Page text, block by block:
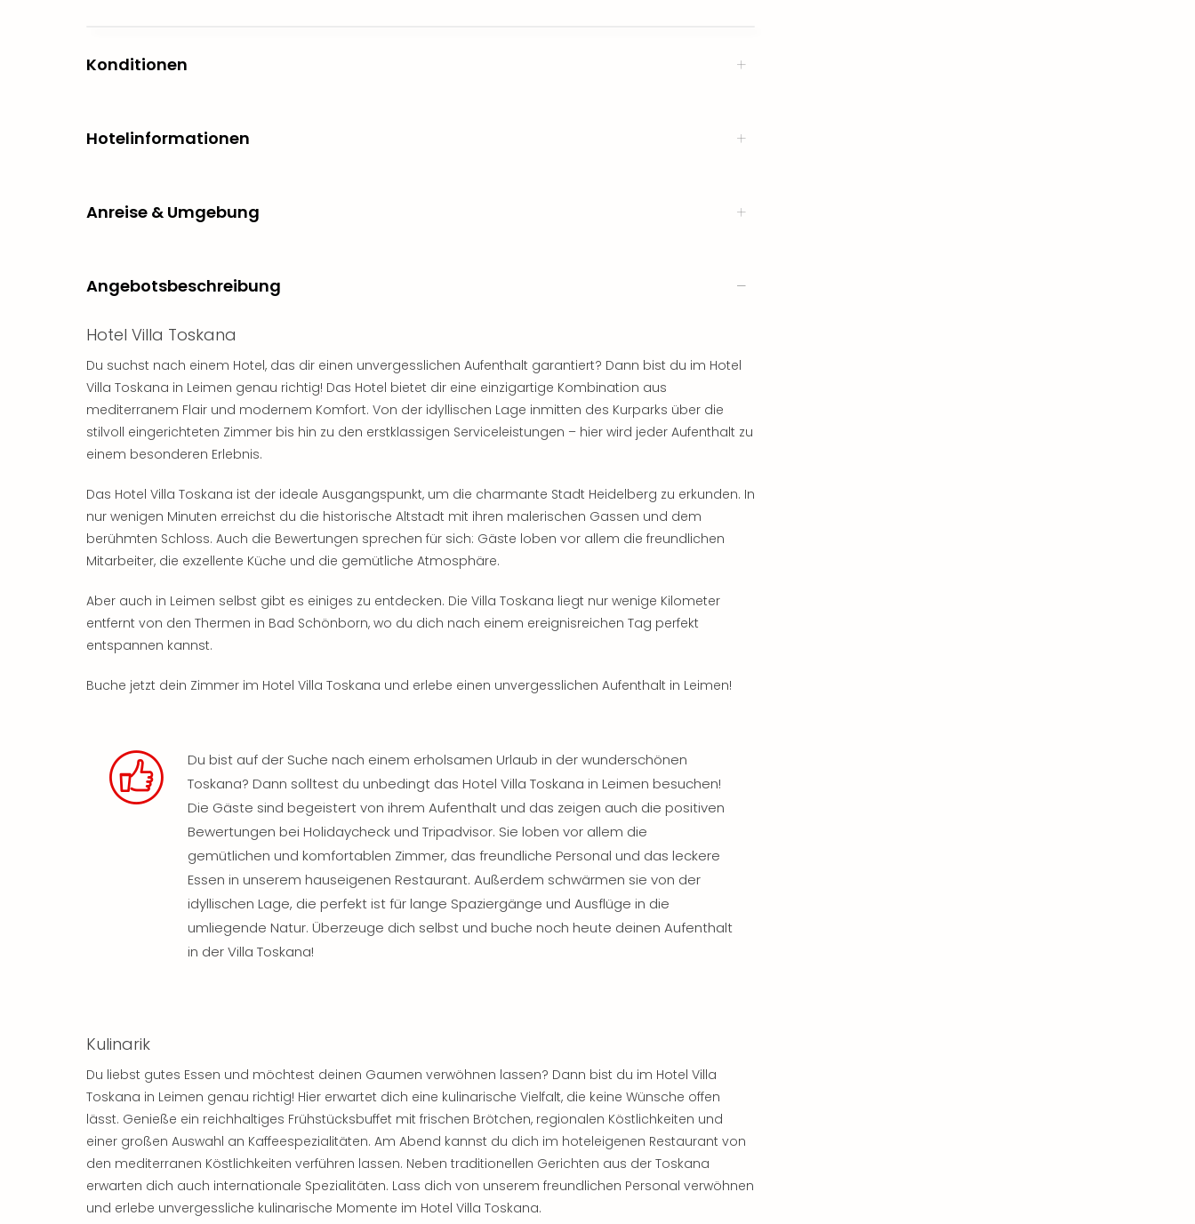
Konditionen
Hotelinformationen
Anreise & Umgebung
Angebotsbeschreibung
Hotel Villa Toskana
Du suchst nach einem Hotel, das dir einen unvergesslichen Aufenthalt garantiert? Dann bist du im Hotel
Villa Toskana in Leimen genau richtig! Das Hotel bietet dir eine einzigartige Kombination aus
mediterranem Flair und modernem Komfort. Von der idyllischen Lage inmitten des Kurparks über die
stilvoll eingerichteten Zimmer bis hin zu den erstklassigen Serviceleistungen – hier wird jeder Aufenthalt zu
einem besonderen Erlebnis.
Das Hotel Villa Toskana ist der ideale Ausgangspunkt, um die charmante Stadt Heidelberg zu erkunden. In
nur wenigen Minuten erreichst du die historische Altstadt mit ihren malerischen Gassen und dem
berühmten Schloss. Auch die Bewertungen sprechen für sich: Gäste loben vor allem die freundlichen
Mitarbeiter, die exzellente Küche und die gemütliche Atmosphäre.
Aber auch in Leimen selbst gibt es einiges zu entdecken. Die Villa Toskana liegt nur wenige Kilometer
entfernt von den Thermen in Bad Schönborn, wo du dich nach einem ereignisreichen Tag perfekt
entspannen kannst.
Buche jetzt dein Zimmer im Hotel Villa Toskana und erlebe einen unvergesslichen Aufenthalt in Leimen!
Du bist auf der Suche nach einem erholsamen Urlaub in der wunderschönen
Toskana? Dann solltest du unbedingt das Hotel Villa Toskana in Leimen besuchen!
Die Gäste sind begeistert von ihrem Aufenthalt und das zeigen auch die positiven
Bewertungen bei Holidaycheck und Tripadvisor. Sie loben vor allem die
gemütlichen und komfortablen Zimmer, das freundliche Personal und das leckere
Essen in unserem hauseigenen Restaurant. Außerdem schwärmen sie von der
idyllischen Lage, die perfekt ist für lange Spaziergänge und Ausflüge in die
umliegende Natur. Überzeuge dich selbst und buche noch heute deinen Aufenthalt
in der Villa Toskana!
Kulinarik
Du liebst gutes Essen und möchtest deinen Gaumen verwöhnen lassen? Dann bist du im Hotel Villa
Toskana in Leimen genau richtig! Hier erwartet dich eine kulinarische Vielfalt, die keine Wünsche offen
lässt. Genieße ein reichhaltiges Frühstücksbuffet mit frischen Brötchen, regionalen Köstlichkeiten und
einer großen Auswahl an Kaffeespezialitäten. Am Abend kannst du dich im hoteleigenen Restaurant von
den mediterranen Köstlichkeiten verführen lassen. Neben traditionellen Gerichten aus der Toskana
erwarten dich auch internationale Spezialitäten. Lass dich von unserem freundlichen Personal verwöhnen
und erlebe unvergessliche kulinarische Momente im Hotel Villa Toskana.